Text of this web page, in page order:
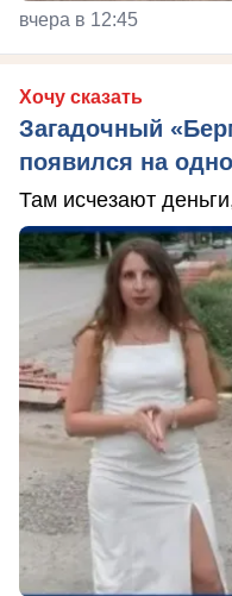
вчера в 12:45
Хочу сказать
Загадочный
появился на
Там исчезают